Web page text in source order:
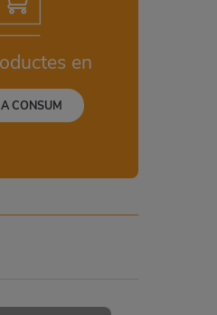
en
CONSUM